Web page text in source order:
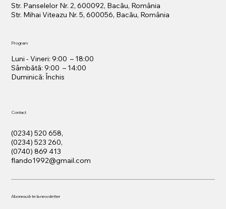
Str. Panselelor Nr. 2, 600092, Bacău, România
Str. Mihai Viteazu Nr. 5, 600056, Bacău, România
Luni - Vineri: 9:00 – 18:00
Sâmbătă: 9:00 – 14:00
​Duminică: Închis
Program
(0234) 520 658,
(0234) 523 260,
(0740) 869 413
flando1992@gmail.com
Contact
Abonează-te la newsletter